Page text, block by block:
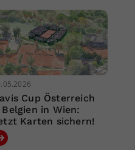
Cup Österreich
in Wien:
Karten sichern!